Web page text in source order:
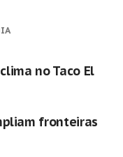
no Taco El
fronteiras